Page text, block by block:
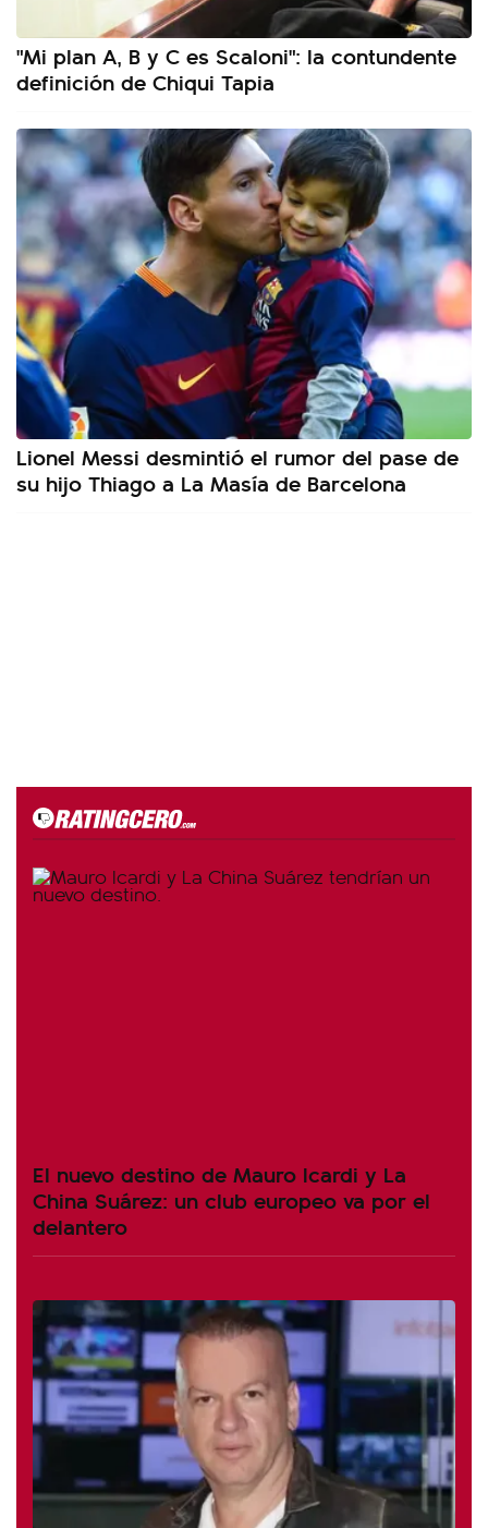
"Mi plan A, B y C es Scaloni": la contundente
definición de Chiqui Tapia
Lionel Messi desmintió el rumor del pase de
su hijo Thiago a La Masía de Barcelona
El nuevo destino de Mauro Icardi y La
China Suárez: un club europeo va por el
delantero